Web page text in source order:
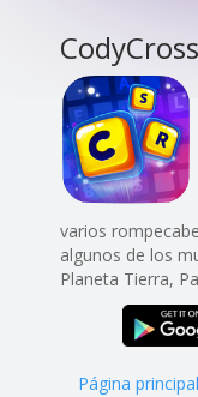
CodyCross
varios
algunos de los
Planeta Tierra,
Página principal